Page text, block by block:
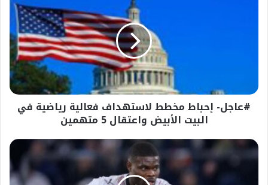
الأبيض
واعتقال
#عاجل- إحباط مخطط لاستهداف فعالية رياضية في
البيت الأبيض واعتقال 5 متهمين
عاجل-
ضربة